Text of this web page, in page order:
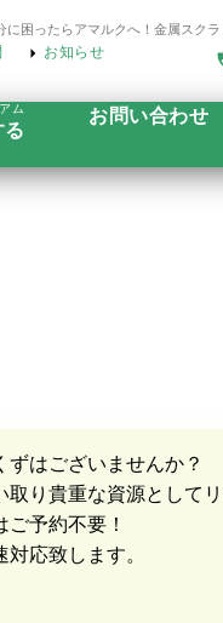
に困ったらアマルクへ！金属スク
お知らせ
ム
る
お問い合わせ
はございませんか？
り貴重な資源としてリ
予約不要！
応致します。